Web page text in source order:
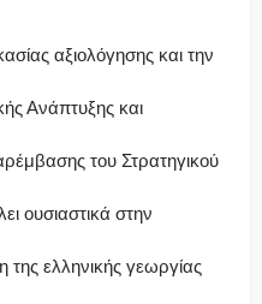
αξιολόγησης και την
Ανάπτυξης και
του Στρατηγικού
ουσιαστικά στην
ελληνικής γεωργίας